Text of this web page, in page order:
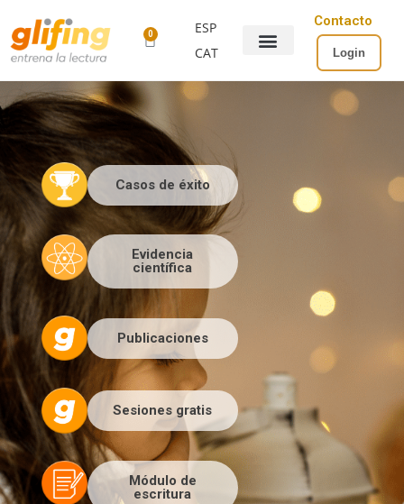
0
ESP
CAT
Contacto
Login
Casos de éxito
Evidencia
científica
Publicaciones
Sesiones gratis
Módulo de
escritura